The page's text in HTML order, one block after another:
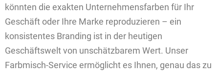
könnten die exakten Unternehmensfarben für Ihr
Geschäft oder Ihre Marke reproduzieren – ein
konsistentes Branding ist in der heutigen
Geschäftswelt von unschätzbarem Wert. Unser
Farbmisch-Service ermöglicht es Ihnen, genau das zu